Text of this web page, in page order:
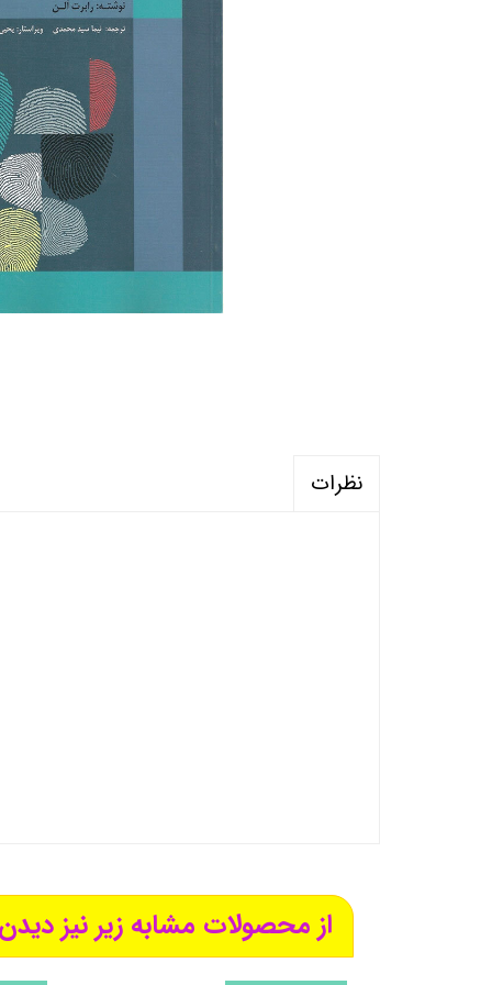
منابع آزمون استخدامی آموزگار ابتدایی
نظرات
از محصولات مشابه زیر نیز